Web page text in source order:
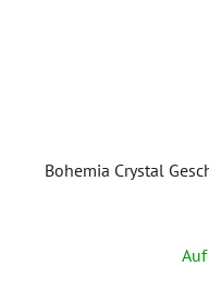
Bohemia Crystal